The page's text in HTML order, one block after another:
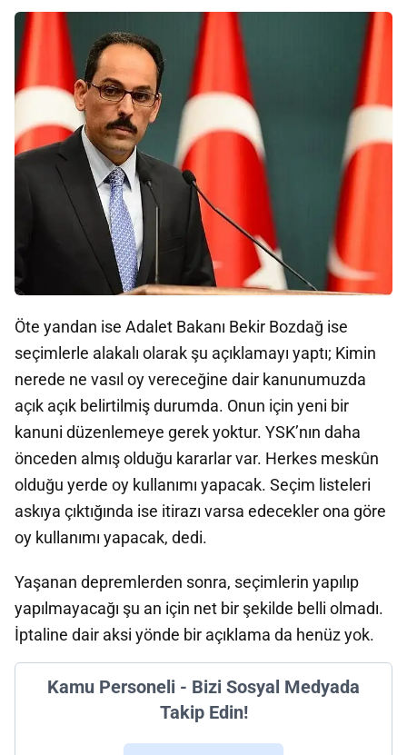
Öte yandan ise Adalet Bakanı Bekir Bozdağ ise
seçimlerle alakalı olarak şu açıklamayı yaptı; Kimin
nerede ne vasıl oy vereceğine dair kanunumuzda
açık açık belirtilmiş durumda. Onun için yeni bir
kanuni düzenlemeye gerek yoktur. YSK’nın daha
önceden almış olduğu kararlar var. Herkes meskûn
olduğu yerde oy kullanımı yapacak. Seçim listeleri
askıya çıktığında ise itirazı varsa edecekler ona göre
oy kullanımı yapacak, dedi.
Yaşanan depremlerden sonra, seçimlerin yapılıp
yapılmayacağı şu an için net bir şekilde belli olmadı.
İptaline dair aksi yönde bir açıklama da henüz yok.
Kamu Personeli - Bizi Sosyal Medyada
Takip Edin!